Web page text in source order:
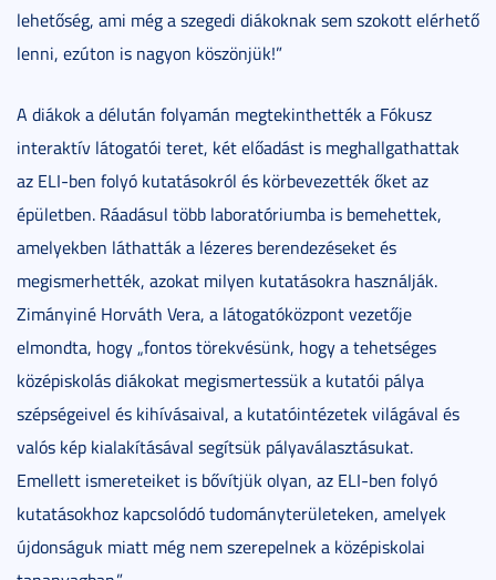
lehetőség, ami még a szegedi diákoknak sem szokott elérhető
lenni, ezúton is nagyon köszönjük!”
A diákok a délután folyamán megtekinthették a Fókusz
interaktív látogatói teret, két előadást is meghallgathattak
az ELI-ben folyó kutatásokról és körbevezették őket az
épületben. Ráadásul több laboratóriumba is bemehettek,
amelyekben láthatták a lézeres berendezéseket és
megismerhették, azokat milyen kutatásokra használják.
Zimányiné Horváth Vera, a látogatóközpont vezetője
elmondta, hogy „fontos törekvésünk, hogy a tehetséges
középiskolás diákokat megismertessük a kutatói pálya
szépségeivel és kihívásaival, a kutatóintézetek világával és
valós kép kialakításával segítsük pályaválasztásukat.
Emellett ismereteiket is bővítjük olyan, az ELI-ben folyó
kutatásokhoz kapcsolódó tudományterületeken, amelyek
újdonságuk miatt még nem szerepelnek a középiskolai